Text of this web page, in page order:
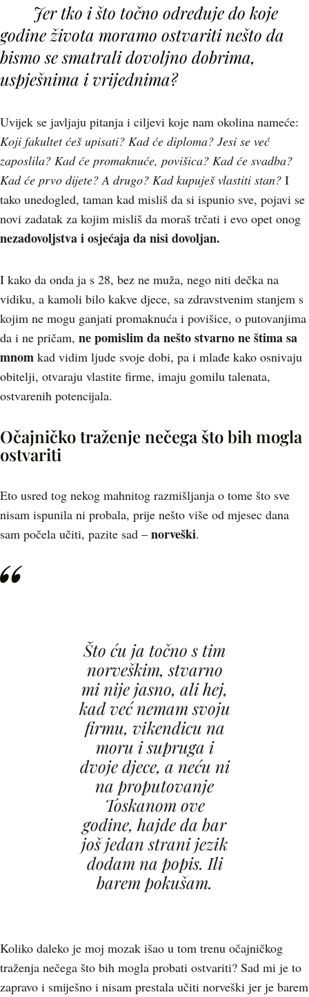
Jer tko i što točno određuje do koje
godine života moramo ostvariti nešto da
bismo se smatrali dovoljno dobrima,
uspješnima i vrijednima?
Uvijek se javljaju pitanja i ciljevi koje nam okolina nameće:
Koji fakultet ćeš upisati? Kad će diploma? Jesi se već
zaposlila? Kad će promaknuće, povišica? Kad će svadba?
Kad će prvo dijete? A drugo? Kad kupuješ vlastiti stan? I
tako unedogled, taman kad misliš da si ispunio sve, pojavi se
novi zadatak za kojim misliš da moraš trčati i evo opet onog
nezadovoljstva i osjećaja da nisi dovoljan.
I kako da onda ja s 28, bez ne muža, nego niti dečka na
vidiku, a kamoli bilo kakve djece, sa zdravstvenim stanjem s
kojim ne mogu ganjati promaknuća i povišice, o putovanjima
da i ne pričam, ne pomislim da nešto stvarno ne štima sa
mnom kad vidim ljude svoje dobi, pa i mlađe kako osnivaju
obitelji, otvaraju vlastite firme, imaju gomilu talenata,
ostvarenih potencijala.
Očajničko traženje nečega što bih mogla
ostvariti
Eto usred tog nekog mahnitog razmišljanja o tome što sve
nisam ispunila ni probala, prije nešto više od mjesec dana
sam počela učiti, pazite sad – norveški.
Što ću ja točno s tim
norveškim, stvarno
mi nije jasno, ali hej,
kad već nemam svoju
firmu, vikendicu na
moru i supruga i
dvoje djece, a neću ni
na proputovanje
Toskanom ove
godine, hajde da bar
još jedan strani jezik
dodam na popis. Ili
barem pokušam.
Koliko daleko je moj mozak išao u tom trenu očajničkog
traženja nečega što bih mogla probati ostvariti? Sad mi je to
zapravo i smiješno i nisam prestala učiti norveški jer je barem